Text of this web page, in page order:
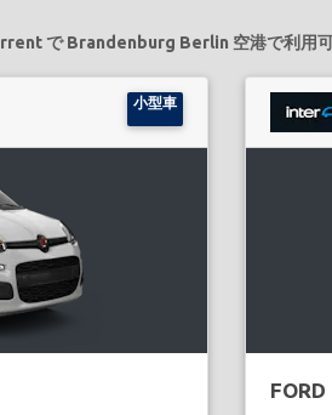
で Brandenburg Berlin 空港で利用可
小型車
FORD